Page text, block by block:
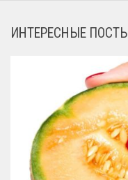
ИНТЕРЕСНЫЕ ПОСТЫ